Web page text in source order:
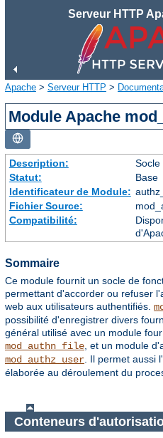
Serveur HTTP
Apache > Serveur HTTP >
Module Apache
Description:
Socle
Statut:
Base
Identificateur de Module:
Fichier Source:
Compatibilité:
Sommaire
Ce module fournit un socle de
permettant d'accorder ou refuser
web aux utilisateurs authentifiés.
possibilité d'enregistrer divers
général utilisé avec un module
mod_authn_file , et un module
mod_authz_user . Il permet aussi
élaborée au déroulement du
Conteneurs